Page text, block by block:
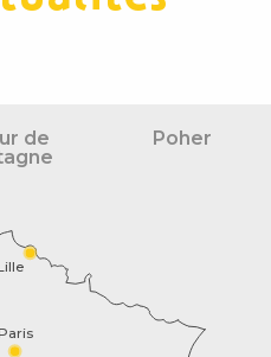
de
Poher